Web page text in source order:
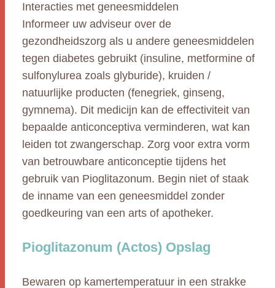
Interacties met geneesmiddelen
Informeer uw adviseur over de
gezondheidszorg als u andere geneesmiddelen
tegen diabetes gebruikt (insuline, metformine of
sulfonylurea zoals glyburide), kruiden /
natuurlijke producten (fenegriek, ginseng,
gymnema). Dit medicijn kan de effectiviteit van
bepaalde anticonceptiva verminderen, wat kan
leiden tot zwangerschap. Zorg voor extra vorm
van betrouwbare anticonceptie tijdens het
gebruik van Pioglitazonum. Begin niet of staak
de inname van een geneesmiddel zonder
goedkeuring van een arts of apotheker.
Pioglitazonum (Actos) Opslag
Bewaren op kamertemperatuur in een strakke